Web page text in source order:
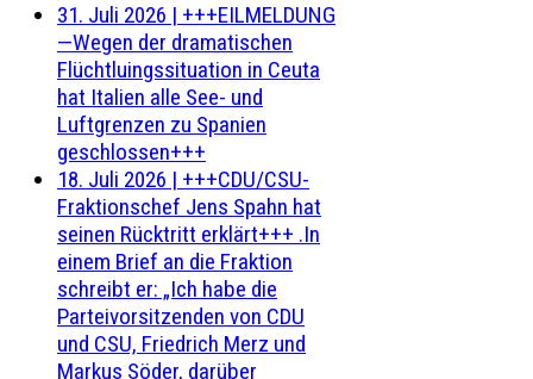
31. Juli 2026 | +++EILMELDUNG
—Wegen der dramatischen
Flüchtluingssituation in Ceuta
hat Italien alle See- und
Luftgrenzen zu Spanien
geschlossen+++
18. Juli 2026 | +++CDU/CSU-
Fraktionschef Jens Spahn hat
seinen Rücktritt erklärt+++ .In
einem Brief an die Fraktion
schreibt er: „Ich habe die
Parteivorsitzenden von CDU
und CSU, Friedrich Merz und
Markus Söder, darüber